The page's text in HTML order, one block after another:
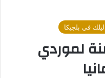
في بلجيكا
لموردي